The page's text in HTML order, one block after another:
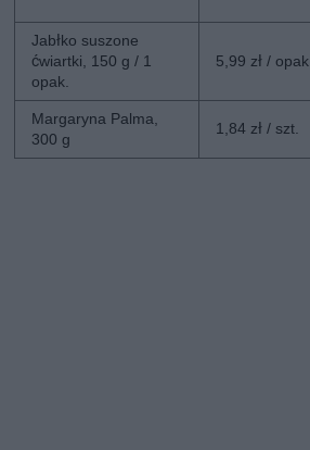
Jabłko suszone
ćwiartki, 150 g / 1
opak.
5,99 zł / opak.
Margaryna Palma,
300 g
1,84 zł / szt.